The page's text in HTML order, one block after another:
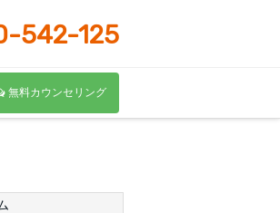
542-125
無料カウンセリング